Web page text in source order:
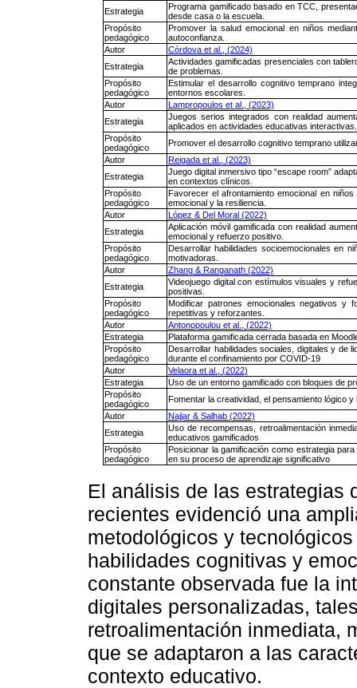
Estrategia
Programa gamificado basado en TCC,
desde casa o la escuela.
Propósito
pedagógico
Promover la salud emocional en niños
autoconfianza.
Autor
Córdova et al., (2024)
Estrategia
Actividades gamificadas presenciales con
de problemas.
Propósito
pedagógico
Estimular el desarrollo cognitivo temprano
entornos escolares.
Autor
Lampropoulos et al., (2023)
Estrategia
Juegos serios integrados con realidad
aplicados en actividades educativas interactivas.
Propósito
pedagógico
Promover el desarrollo cognitivo temprano
Autor
Reigada et al., (2023)
Estrategia
Juego digital inmersivo tipo “escape room”
en contextos clínicos.
Propósito
pedagógico
Favorecer el afrontamiento emocional en
emocional y la resiliencia.
Autor
López & Del Moral (2022)
Estrategia
Aplicación móvil gamificada con realidad
emocional y refuerzo positivo.
Propósito
pedagógico
Desarrollar habilidades socioemocionales en
motivadoras.
Autor
Zhang & Ranganath (2022)
Estrategia
Videojuego digital con estímulos visuales y
positivas.
Propósito
pedagógico
Modificar patrones emocionales negativos y
repetitivas y reforzantes.
Autor
Antonopoulou et al., (2022)
Estrategia
Plataforma gamificada cerrada basada en
Propósito
pedagógico
Desarrollar habilidades sociales, digitales y de
durante el confinamiento por COVID-19
Autor
Velaora et al., (2022)
Estrategia
Uso de un entorno gamificado con bloques de
Propósito
pedagógico
Fomentar la creatividad, el pensamiento lógico
Autor
Najjar & Salhab (2022)
Estrategia
Uso de recompensas, retroalimentación
educativos gamificados
Propósito
pedagógico
Posicionar la gamificación como estrategia
en su proceso de aprendizaje significativo
El análisis de las estrategias
recientes evidenció una
metodológicos y
habilidades cognitivas y
constante observada fue la
digitales personalizadas,
retroalimentación inmediata,
que se adaptaron a las
contexto educativo.